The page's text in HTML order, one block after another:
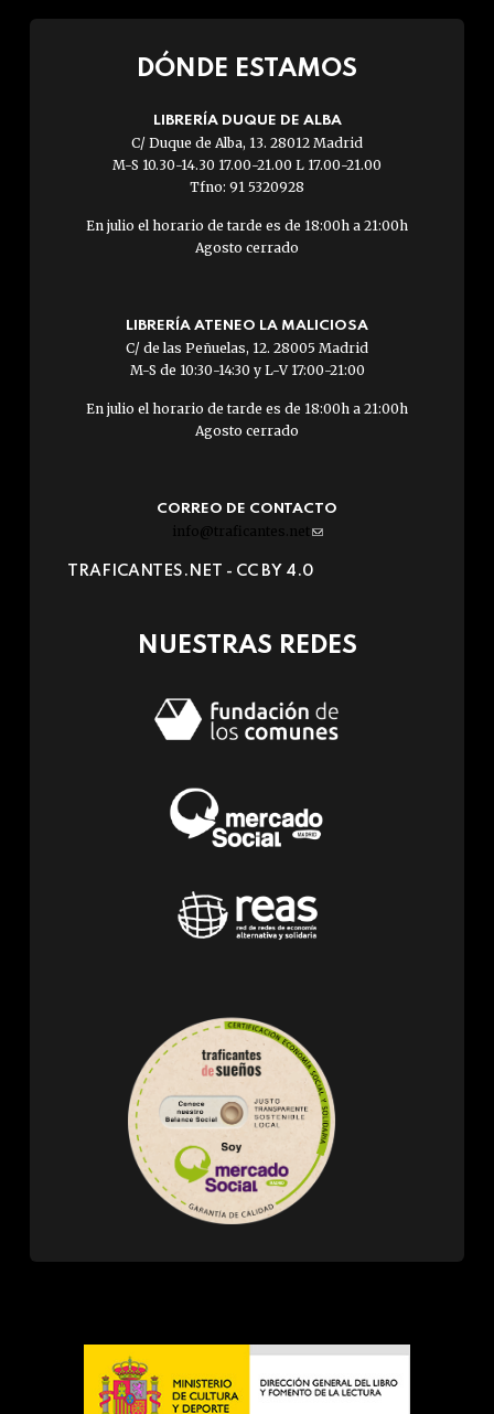
DÓNDE ESTAMOS
LIBRERÍA DUQUE DE ALBA
C/ Duque de Alba, 13. 28012 Madrid
M-S 10.30-14.30 17.00-21.00 L 17.00-21.00
Tfno: 91 5320928
En julio el horario de tarde es de 18:00h a 21:00h
Agosto cerrado
LIBRERÍA ATENEO LA MALICIOSA
C/ de las Peñuelas, 12. 28005 Madrid
M-S de 10:30-14:30 y L-V 17:00-21:00
En julio el horario de tarde es de 18:00h a 21:00h
Agosto cerrado
CORREO DE CONTACTO
info@traficantes.net (link
e-
TRAFICANTES.NET - CC BY 4.0
NUESTRAS REDES